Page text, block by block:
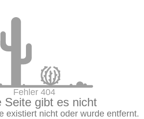
Fehler 404
Seite gibt es nicht
existiert nicht oder wurde entfernt.